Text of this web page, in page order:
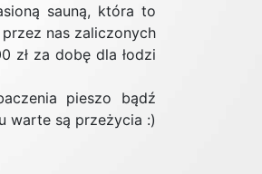
sauną, która to
nas zaliczonych
zł za dobę dla łodzi
pieszo bądź
warte są przeżycia :)